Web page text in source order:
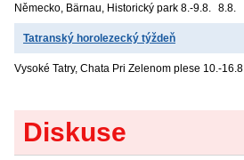
Německo, Bärnau, Historický park 8.-9.8. 8.8.
Tatranský horolezecký týždeň
Vysoké Tatry, Chata Pri Zelenom plese 10.-16.8.
Diskuse